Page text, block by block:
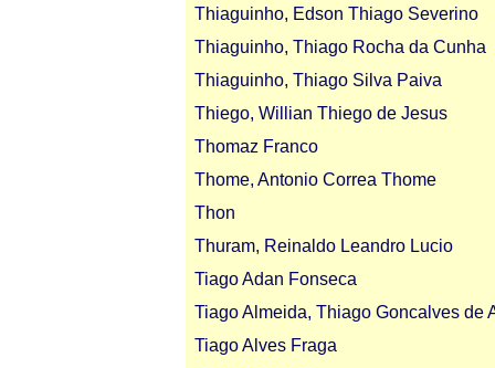
Thiaguinho, Edson Thiago Severino
Thiaguinho, Thiago Rocha da Cunha
Thiaguinho, Thiago Silva Paiva
Thiego, Willian Thiego de Jesus
Thomaz Franco
Thome, Antonio Correa Thome
Thon
Thuram, Reinaldo Leandro Lucio
Tiago Adan Fonseca
Tiago Almeida, Thiago Goncalves de
Tiago Alves Fraga